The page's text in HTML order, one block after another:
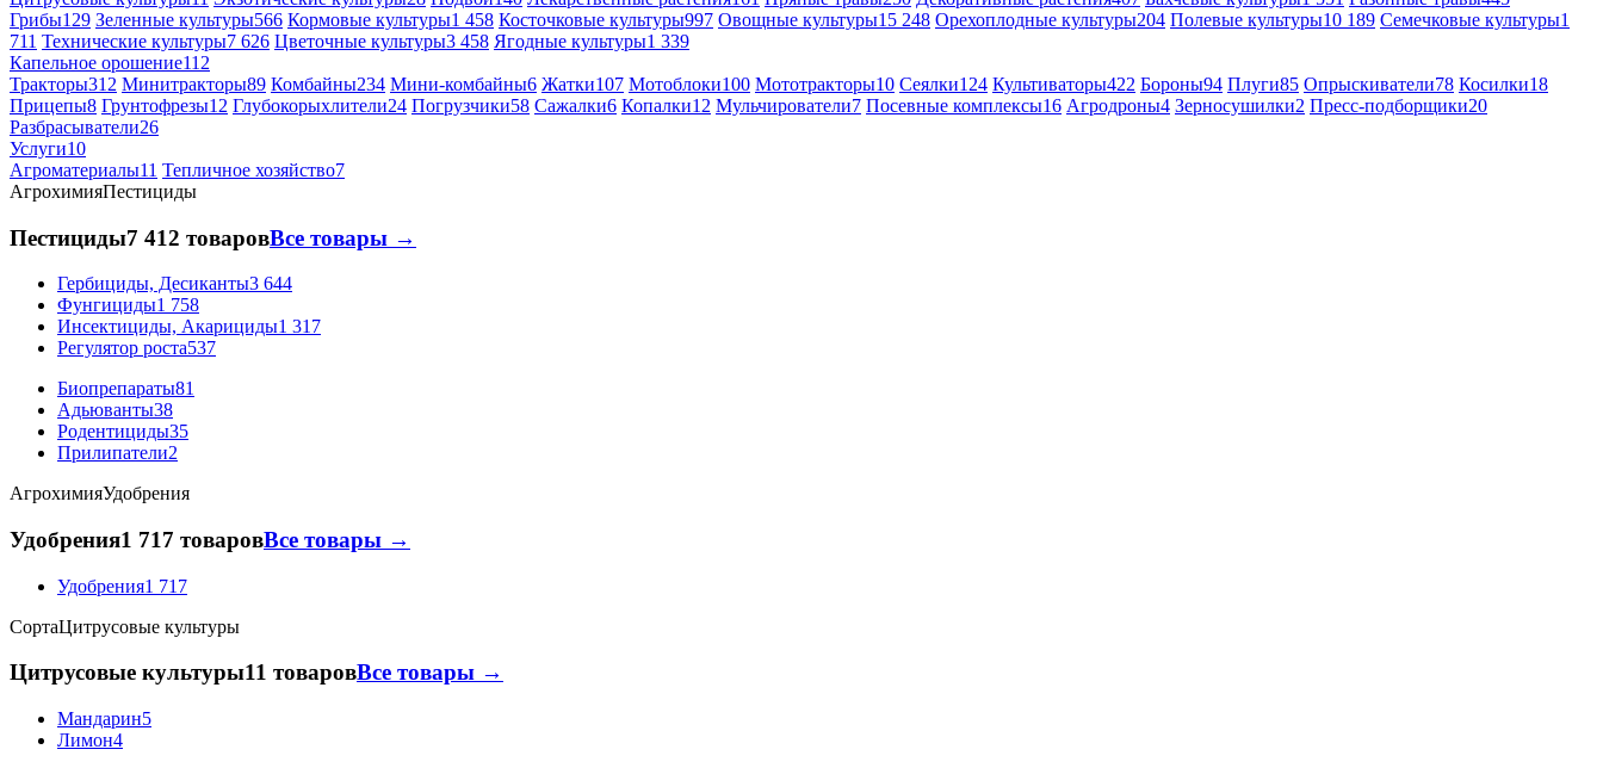
Грибы129 Зеленные культуры566 Кормовые культуры1 458 Косточковые культуры997 Овощные культуры15 248 Орехоплодные культуры204 Полевые культуры10 189 Семечковые культуры1
711 Технические культуры7 626 Цветочные культуры3 458 Ягодные культуры1 339
Капельное орошение112
Тракторы312 Минитракторы89 Комбайны234 Мини-комбайны6 Жатки107 Мотоблоки100 Мототракторы10 Сеялки124 Культиваторы422 Бороны94 Плуги85 Опрыскиватели78 Косилки18
Прицепы8 Грунтофрезы12 Глубокорыхлители24 Погрузчики58 Сажалки6 Копалки12 Мульчирователи7 Посевные комплексы16 Агродроны4 Зерносушилки2 Пресс-подборщики20
Разбрасыватели26
Услуги10
Агроматериалы11 Тепличное хозяйство7
АгрохимияПестициды
Пестициды7 412 товаровВсе товары →
Гербициды, Десиканты3 644
Фунгициды1 758
Инсектициды, Акарициды1 317
Регулятор роста537
Биопрепараты81
Адьюванты38
Родентициды35
Прилипатели2
АгрохимияУдобрения
Удобрения1 717 товаровВсе товары →
Удобрения1 717
СортаЦитрусовые культуры
Цитрусовые культуры11 товаровВсе товары →
Мандарин5
Лимон4